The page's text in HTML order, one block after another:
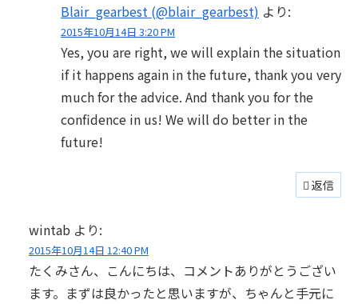
Blair_gearbest (@blair_gearbest) より:
2015年10月14日 3:20 PM
Yes, you are right, we will explain the situation
if it happens again in the future, thank you very
much for the advice. And thank you for the
confidence in us! We will do better in the
future!
返信
wintab より:
2015年10月14日 12:40 PM
たくみさん、こんにちは、コメントありがとうござい
ます。まずは良かったと思いますが、ちゃんと手元に